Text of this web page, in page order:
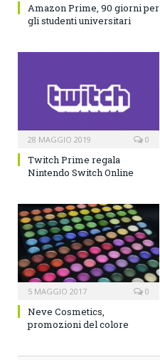
Amazon Prime, 90 giorni per
gli studenti universitari
28 MAGGIO 2019 0
Twitch Prime regala
Nintendo Switch Online
5 MAGGIO 2017 0
Neve Cosmetics,
promozioni del colore